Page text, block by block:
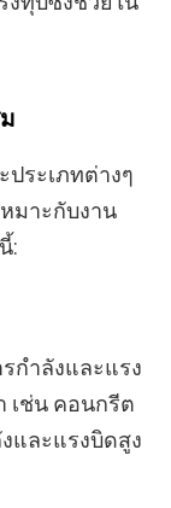
ประเภทต่างๆ
มาะกับงาน
:
กำลังและแรง
เช่น คอนกรีต
และแรงบิดสูง